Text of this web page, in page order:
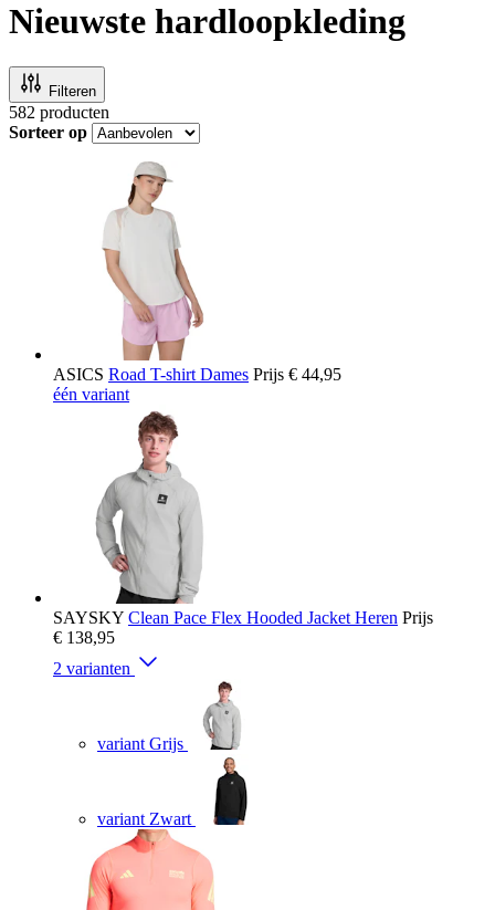
Nieuwste hardloopkleding
Filteren
582 producten
Sorteer op
ASICS Road T-shirt Dames Prijs € 44,95
één variant
SAYSKY Clean Pace Flex Hooded Jacket Heren Prijs
€ 138,95
2 varianten
variant Grijs
variant Zwart